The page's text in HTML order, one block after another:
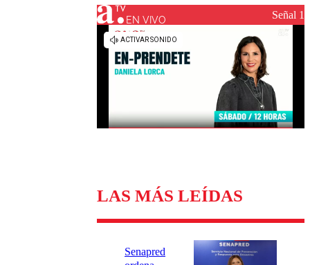
Universidad de Chile
Sustentabilidad
EN VIVO Señal 1
LAS MÁS LEÍDAS
Senapred